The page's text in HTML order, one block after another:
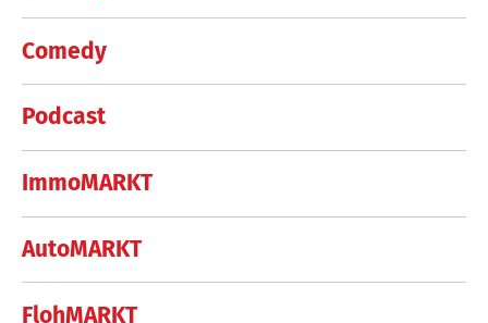
Comedy
Podcast
ImmoMARKT
AutoMARKT
FlohMARKT